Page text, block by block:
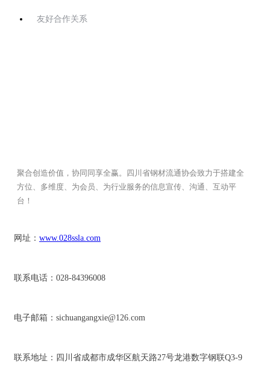
友好合作关系
聚合创造价值，协同同享全赢。四川省钢材流通协会致力于搭建全
方位、多维度、为会员、为行业服务的信息宣传、沟通、互动平
台！
网址： www.028ssla.com
联系电话：028-84396008
电子邮箱：sichuangangxie@126.com
联系地址：四川省成都市成华区航天路27号龙港数字钢联Q3-9